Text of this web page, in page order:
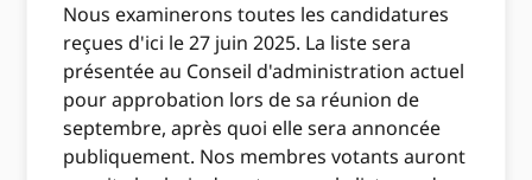
Nous examinerons toutes les candidatures
reçues d'ici le 27 juin 2025. La liste sera
présentée au Conseil d'administration actuel
pour approbation lors de sa réunion de
septembre, après quoi elle sera annoncée
publiquement. Nos membres votants auront